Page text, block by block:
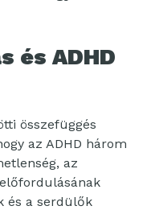
és ADHD
összefüggés
az ADHD három
az
és a serdülők